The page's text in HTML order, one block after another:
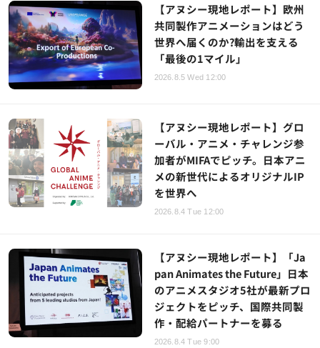
【アヌシー現地レポート】欧州
共同製作アニメーションはどう
世界へ届くのか?輸出を支える
「最後の1マイル」
2026.8.5 Wed 12:00
【アヌシー現地レポート】グロ
ーバル・アニメ・チャレンジ参
加者がMIFAでピッチ。日本アニ
メの新世代によるオリジナルIP
を世界へ
2026.8.4 Tue 12:00
【アヌシー現地レポート】「Ja
pan Animates the Future」日本
のアニメスタジオ5社が最新プロ
ジェクトをピッチ、国際共同製
作・配給パートナーを募る
2026.8.4 Tue 9:00